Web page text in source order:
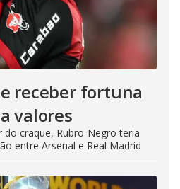
receber fortuna
valores
craque, Rubro-Negro teria
entre Arsenal e Real Madrid